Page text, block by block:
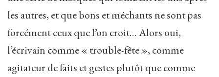
les autres, et que bons et méchants ne sont pas
forcément ceux que l’on croit… Alors oui,
l’écrivain comme « trouble-fête », comme
agitateur de faits et gestes plutôt que comme